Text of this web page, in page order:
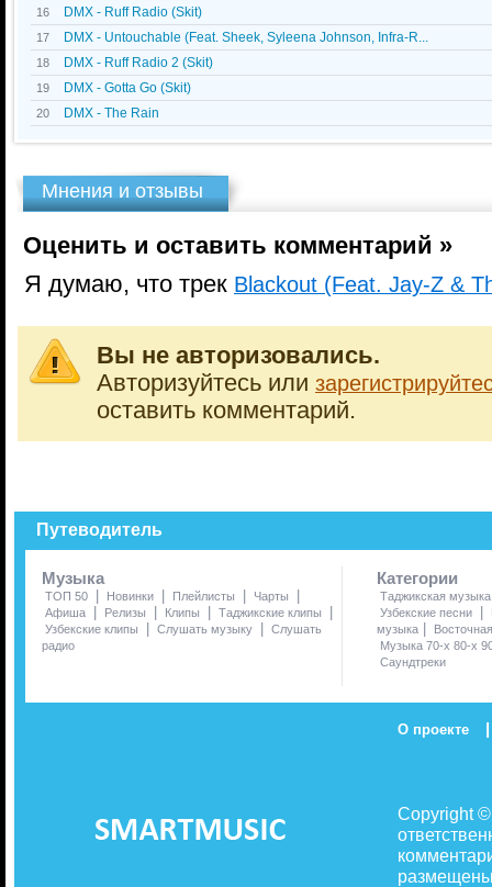
16 DMX - Ruff Radio (Skit)
17 DMX - Untouchable (Feat. Sheek, Syleena Johnson, Infra-R...
18 DMX - Ruff Radio 2 (Skit)
19 DMX - Gotta Go (Skit)
20 DMX - The Rain
Мнения и отзывы
Оценить и оставить комментарий »
Я думаю, что трек Blackout (Feat. Jay-Z &
Вы не авторизовались.
Авторизуйтесь или
оставить комментарий.
Путеводитель
Музыка
ТОП 50 | Новинки | Плейлисты | Чарты |
Афиша | Релизы | Клипы | Таджикские клипы |
Узбекские клипы | Слушать музыку | Слушать
радио
Категории
Таджикская музыка
Узбекские песни
|
музыка |
Музыка 70-х 80-х
Саундтреки
О проекте |
Copyright
размещены